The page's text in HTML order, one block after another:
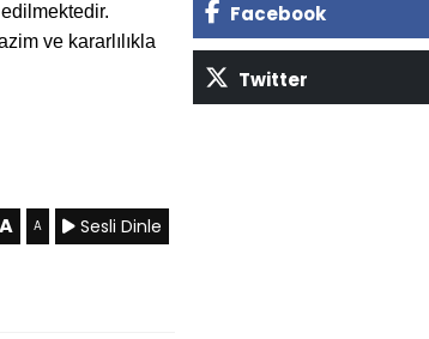
ve kararlılıkla
A A Sesli Dinle
Facebook
Twitter